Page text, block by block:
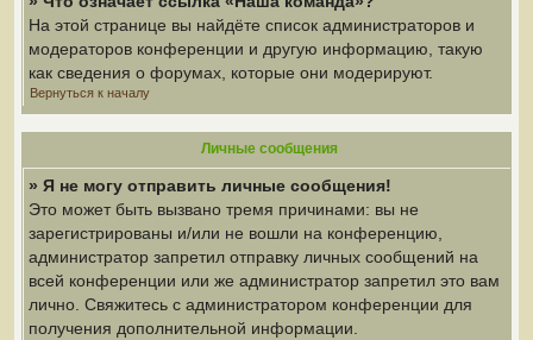
На этой странице вы найдёте список администраторов и
модераторов конференции и другую информацию, такую
как сведения о форумах, которые они модерируют.
Вернуться к началу
Личные сообщения
» Я не могу отправить личные сообщения!
Это может быть вызвано тремя причинами: вы не
зарегистрированы и/или не вошли на конференцию,
администратор запретил отправку личных сообщений на
всей конференции или же администратор запретил это вам
лично. Свяжитесь с администратором конференции для
получения дополнительной информации.